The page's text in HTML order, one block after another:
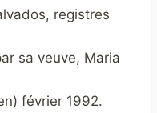
registres
sa veuve, Maria
février 1992.